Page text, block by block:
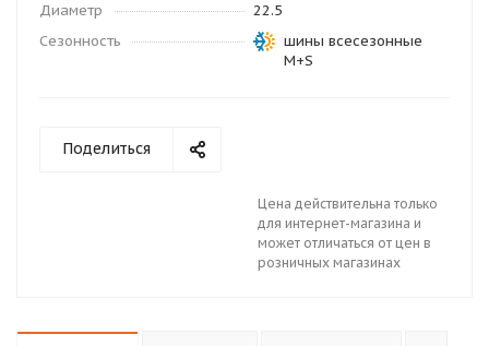
Диаметр
22.5
Сезонность
шины всесезонные
M+S
Поделиться
Цена действительна только
для интернет-магазина и
может отличаться от цен в
розничных магазинах